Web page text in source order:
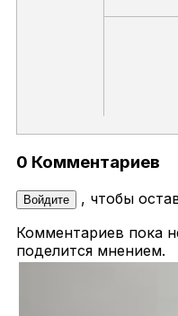
0 Комментариев
Войдите
, чтобы
Комментариев пока
поделится мнением.